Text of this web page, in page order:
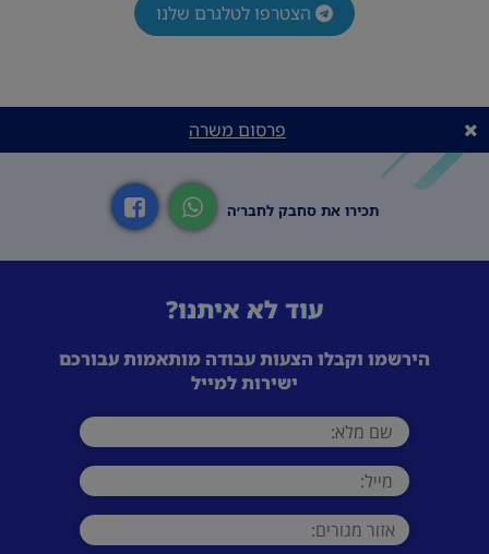
הצטרפו לטלגרם שלנו
פרסום משרה
תכירו את סחבק לחבר׳ה
עוד לא איתנו?
הירשמו וקבלו הצעות עבודה מותאמות עבורכם
ישירות למייל